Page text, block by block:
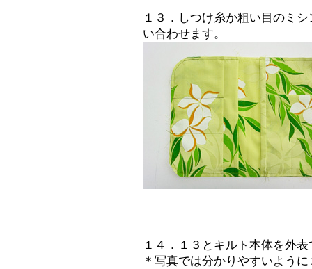
１３．しつけ糸か粗い目のミ
い合わせます。
１４．１３とキルト本体を外
＊写真では分かりやすいよう